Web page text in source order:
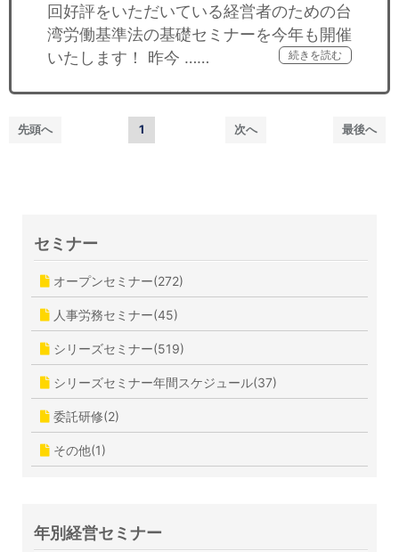
回好評をいただいている経営者のための台
湾労働基準法の基礎セミナーを今年も開催
いたします！ 昨今 ……
続きを読む
先頭へ 1 次へ 最後へ
セミナー
オープンセミナー(272)
人事労務セミナー(45)
シリーズセミナー(519)
シリーズセミナー年間スケジュール(37)
委託研修(2)
その他(1)
年別経営セミナー